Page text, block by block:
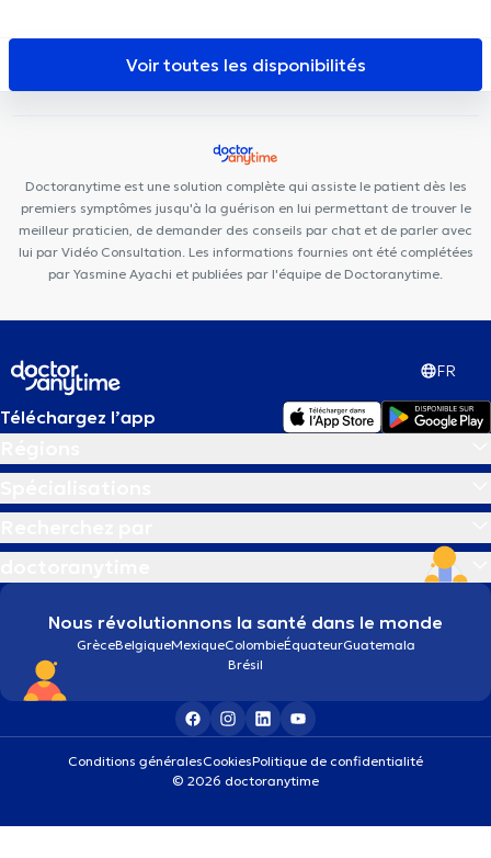
Centre médical Brunfaut
Cabinet dentaire du Midi
Lazeo Bruxelles
Centre Médical Les Jasmins
Medi Porte de Hal
Centre Médical Spécialisé
Bruxelles
Voir toutes les disponibilités
Doctoranytime est une solution complète qui assiste le patient dès les
premiers symptômes jusqu'à la guérison en lui permettant de trouver le
meilleur praticien, de demander des conseils par chat et de parler avec
lui par Vidéo Consultation. Les informations fournies ont été complétées
par Yasmine Ayachi et publiées par l'équipe de Doctoranytime.
FR
Téléchargez l’app
Nous révolutionnons la santé dans le monde
GrèceBelgiqueMexiqueColombieÉquateurGuatemala
Brésil
Conditions généralesCookiesPolitique de confidentialité
© 2026 doctoranytime